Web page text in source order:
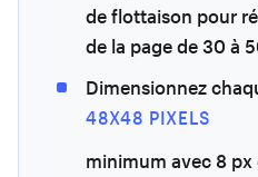
de flottaison pour
de la page de 30 à
Dimensionnez
48X48 PIXELS
minimum avec 8